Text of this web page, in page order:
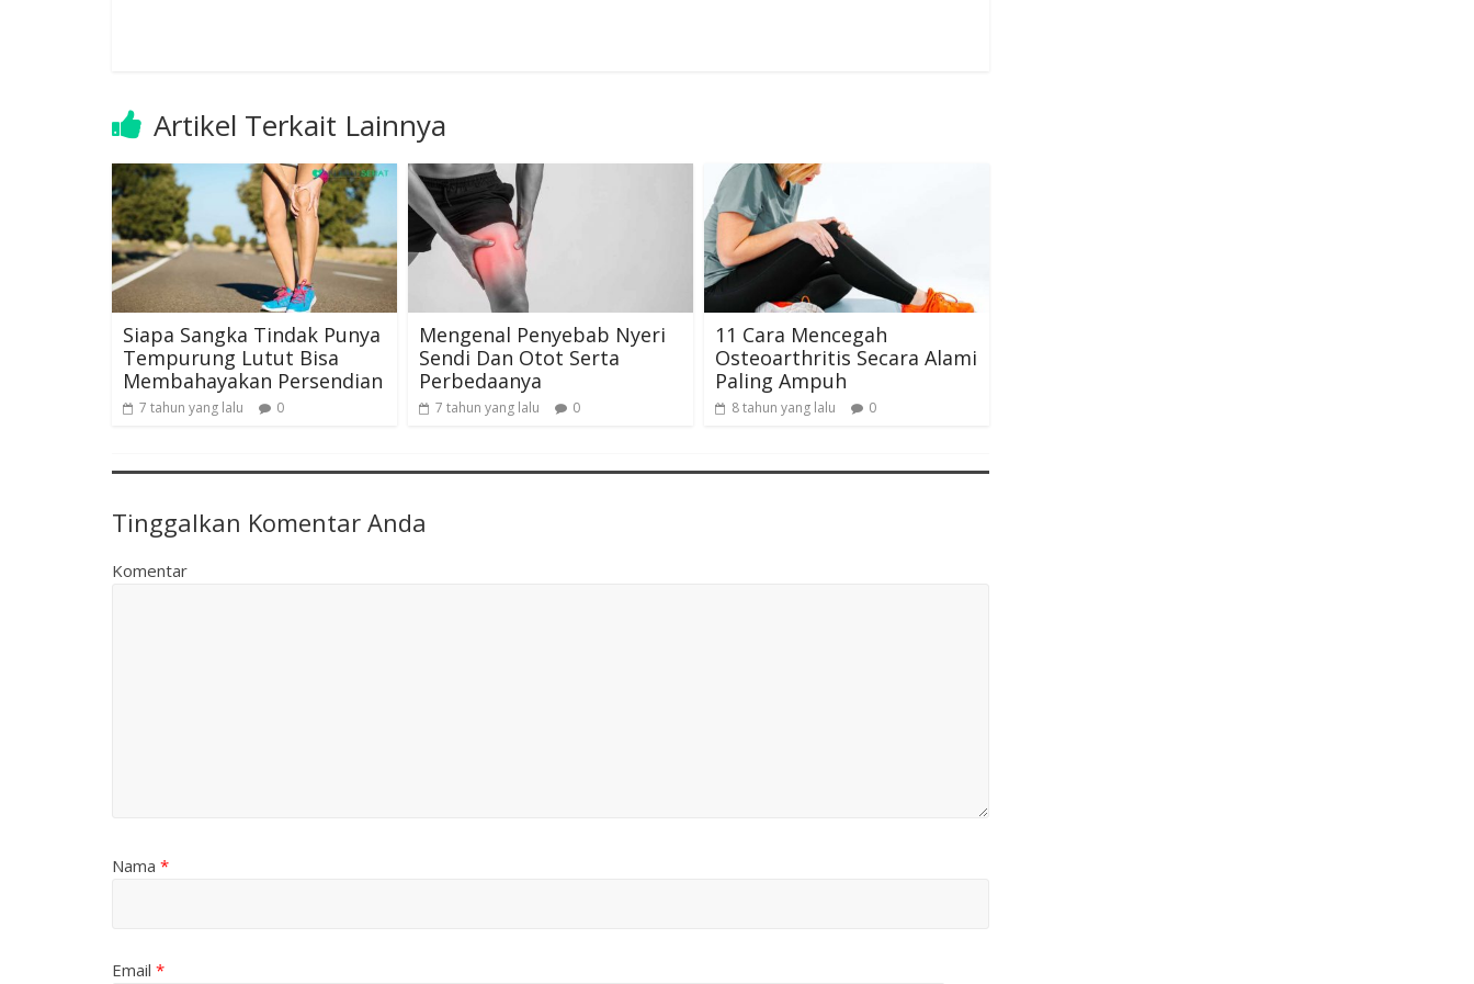
Artikel Terkait Lainnya
Siapa Sangka Tindak Punya
Tempurung Lutut Bisa
Membahayakan Persendian
7 tahun yang lalu 0
Mengenal Penyebab Nyeri
Sendi Dan Otot Serta
Perbedaanya
7 tahun yang lalu 0
11 Cara Mencegah
Osteoarthritis Secara Alami
Paling Ampuh
8 tahun yang lalu 0
Tinggalkan Komentar Anda
Komentar
Nama *
Email *